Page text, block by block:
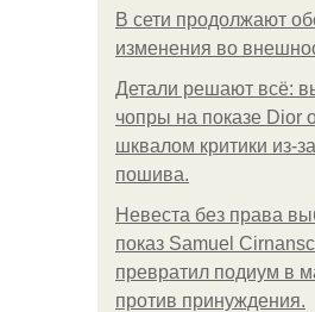
В сети продолжают
изменения во
Детали решают всё:
чопры на показе Dior
шквалом критики из-
пошива.
Невеста без права
показ Samuel
превратил подиум в
против принуждения.